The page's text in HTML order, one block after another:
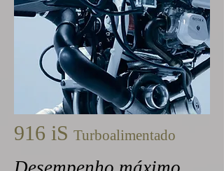
916 iS Turboalimentado